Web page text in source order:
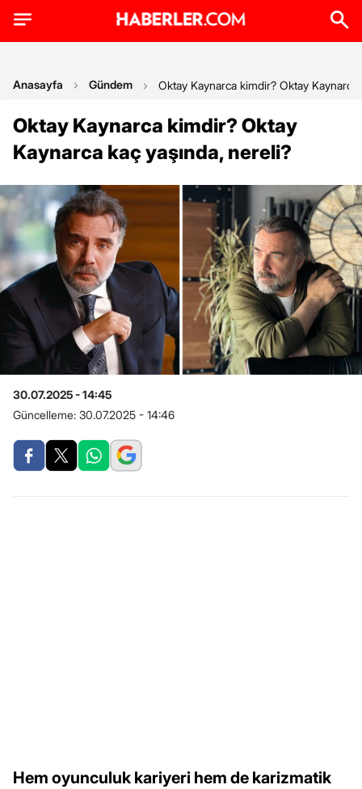
Anasayfa Gündem Oktay Kaynarca kimdir? Oktay Kaynarca
Oktay Kaynarca kimdir? Oktay
Kaynarca kaç yaşında, nereli?
30.07.2025 - 14:45
Güncelleme: 30.07.2025 - 14:46
Hem oyunculuk kariyeri hem de karizmatik